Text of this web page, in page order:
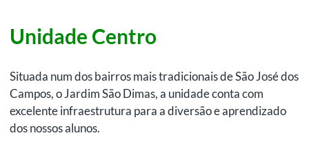
Unidade Centro
Situada num dos bairros mais tradicionais de São José dos
Campos, o Jardim São Dimas, a unidade conta com
excelente infraestrutura para a diversão e aprendizado
dos nossos alunos.